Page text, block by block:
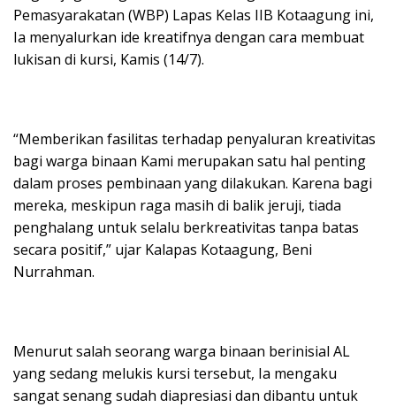
Pemasyarakatan (WBP) Lapas Kelas IIB Kotaagung ini,
Ia menyalurkan ide kreatifnya dengan cara membuat
lukisan di kursi, Kamis (14/7).
“Memberikan fasilitas terhadap penyaluran kreativitas
bagi warga binaan Kami merupakan satu hal penting
dalam proses pembinaan yang dilakukan. Karena bagi
mereka, meskipun raga masih di balik jeruji, tiada
penghalang untuk selalu berkreativitas tanpa batas
secara positif,” ujar Kalapas Kotaagung, Beni
Nurrahman.
Menurut salah seorang warga binaan berinisial AL
yang sedang melukis kursi tersebut, Ia mengaku
sangat senang sudah diapresiasi dan dibantu untuk